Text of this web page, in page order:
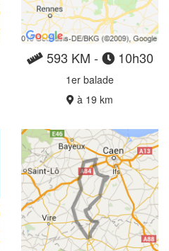
593 KM - 10h30
1er balade
à 19 km